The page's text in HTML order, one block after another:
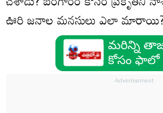
ఊరి జనాల మనసులు ఎలా